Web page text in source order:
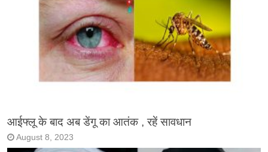
आईफ्लू के बाद अब डेंगू का आतंक , रहें सावधान
August 8, 2023